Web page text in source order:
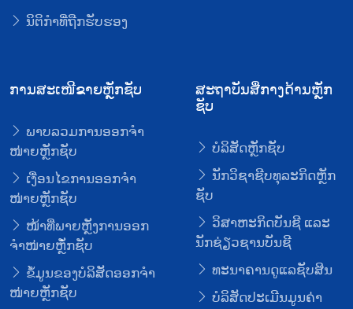
ນິຕິກໍາທີ່ຖືກຮັບຮອງ
ການສະເໜີຂາຍຫຼັກຊັບ
ພາບລວມການອອກຈໍາ
ໜ່າຍຫຼັກຊັບ
ເງື່ອນໄຂການອອກຈໍາ
ໜ່າຍຫຼັກຊັບ
ໜ້າທີ່ພາຍຫຼັງການອອກ
ຈໍາໜ່າຍຫຼັໍກຊັບ
ຂໍ້ມູນຂອງບໍລິສັດອອກຈໍາ
ໜ່າຍຫຼັກຊັບ
ສະຖາບັນສື່ກາງດ້ານຫຼັກ
ຊັບ
ບໍລິສັດຫຼັກຊັບ
ນັກວິຊາຊີບທຸລະກິດຫຼັກ
ຊັບ
ວິສາຫະກິດບັນຊີ ແລະ
ນັກຊ່ຽວຊານບັນຊີ
ທະນາຄານດູແລຊັບສິນ
ບໍລິສັດປະເມີນມູນຄ່າ